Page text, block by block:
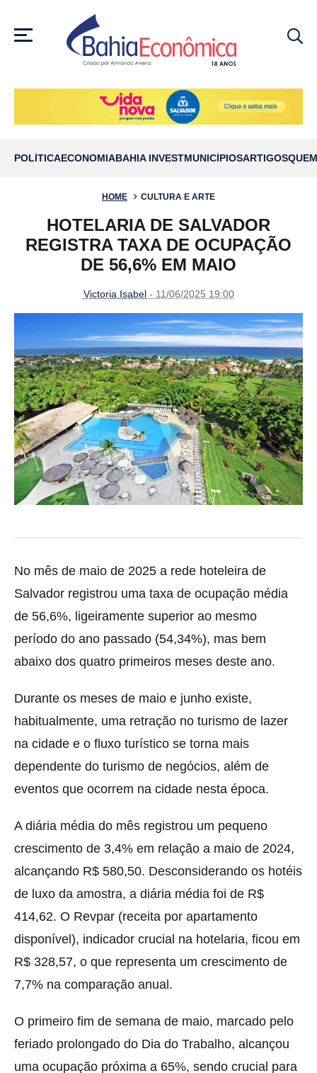
MENU
POLÍTICAECONOMIABAHIA INVESTMUNICÍPIOSARTIGOS
HOME CULTURA E ARTE
HOTELARIA DE SALVADOR
REGISTRA TAXA DE OCUPAÇÃO
DE 56,6% EM MAIO
Victoria Isabel- 11/06/2025 19:00
No mês de maio de 2025 a rede hoteleira de
Salvador registrou uma taxa de ocupação média
de 56,6%, ligeiramente superior ao mesmo
período do ano passado (54,34%), mas bem
abaixo dos quatro primeiros meses deste ano.
Durante os meses de maio e junho existe,
habitualmente, uma retração no turismo de lazer
na cidade e o fluxo turístico se torna mais
dependente do turismo de negócios, além de
eventos que ocorrem na cidade nesta época.
A diária média do mês registrou um pequeno
crescimento de 3,4% em relação a maio de 2024,
alcançando R$ 580,50. Desconsiderando os hotéis
de luxo da amostra, a diária média foi de R$
414,62. O Revpar (receita por apartamento
disponível), indicador crucial na hotelaria, ficou em
R$ 328,57, o que representa um crescimento de
7,7% na comparação anual.
O primeiro fim de semana de maio, marcado pelo
feriado prolongado do Dia do Trabalho, alcançou
uma ocupação próxima a 65%, sendo crucial para